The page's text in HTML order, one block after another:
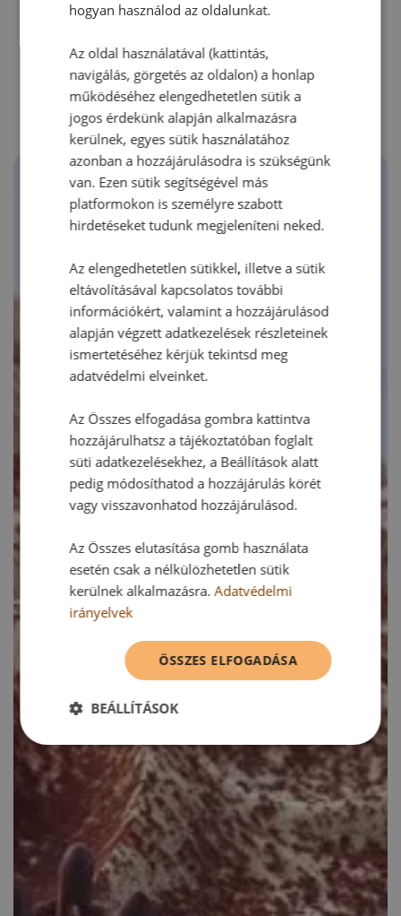
RECEPTAJÁNLÓ
hogyan használod az oldalunkat.
Az oldal használatával (kattintás,
navigálás, görgetés az oldalon) a honlap
működéséhez elengedhetetlen sütik a
jogos érdekünk alapján alkalmazásra
kerülnek, egyes sütik használatához
azonban a hozzájárulásodra is szükségünk
van. Ezen sütik segítségével más
platformokon is személyre szabott
hirdetéseket tudunk megjeleníteni neked.
Az elengedhetetlen sütikkel, illetve a sütik
eltávolításával kapcsolatos további
információkért, valamint a hozzájárulásod
alapján végzett adatkezelések részleteinek
ismertetéséhez kérjük tekintsd meg
adatvédelmi elveinket.
Az Összes elfogadása gombra kattintva
hozzájárulhatsz a tájékoztatóban foglalt
süti adatkezelésekhez, a Beállítások alatt
pedig módosíthatod a hozzájárulás körét
vagy visszavonhatod hozzájárulásod.
Az Összes elutasítása gomb használata
esetén csak a nélkülözhetetlen sütik
kerülnek alkalmazásra.Adatvédelmi
irányelvek
ÖSSZES ELFOGADÁSA
BEÁLLÍTÁSOK